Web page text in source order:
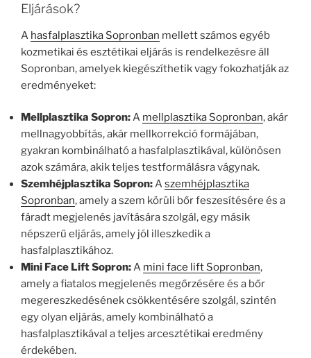
Eljárások?
A hasfalplasztika Sopronban mellett számos egyéb
kozmetikai és esztétikai eljárás is rendelkezésre áll
Sopronban, amelyek kiegészíthetik vagy fokozhatják az
eredményeket:
Mellplasztika Sopron:A mellplasztika Sopronban, akár
mellnagyobbítás, akár mellkorrekció formájában,
gyakran kombinálható a hasfalplasztikával, különösen
azok számára, akik teljes testformálásra vágynak.
Szemhéjplasztika Sopron:Aszemhéjplasztika
Sopronban, amely a szem körüli bőr feszesítésére és a
fáradt megjelenés javítására szolgál, egy másik
népszerű eljárás, amely jól illeszkedik a
hasfalplasztikához.
Mini Face Lift Sopron:A mini face lift Sopronban,
amely a fiatalos megjelenés megőrzésére és a bőr
megereszkedésének csökkentésére szolgál, szintén
egy olyan eljárás, amely kombinálható a
hasfalplasztikával a teljes arcesztétikai eredmény
érdekében.